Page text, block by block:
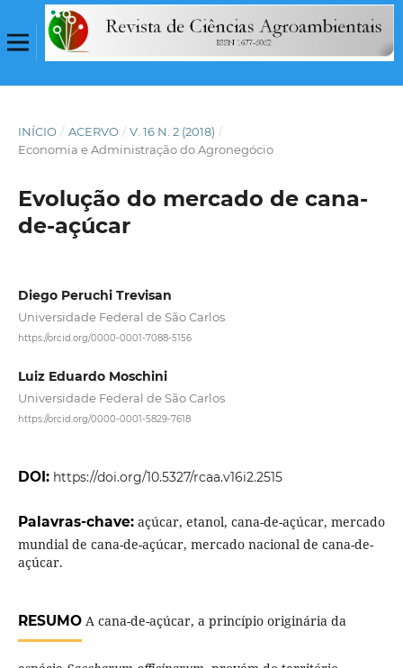
INÍCIO / ACERVO / V. 16 N. 2 (2018) /
Economia e Administração do Agronegócio
Evolução do mercado de cana-
de-açúcar
Diego Peruchi Trevisan
Universidade Federal de São Carlos
https://orcid.org/0000-0001-7088-5156
Luiz Eduardo Moschini
Universidade Federal de São Carlos
https://orcid.org/0000-0001-5829-7618
DOI: https://doi.org/10.5327/rcaa.v16i2.2515
Palavras-chave: açúcar, etanol, cana-de-açúcar, mercado
mundial de cana-de-açúcar, mercado nacional de cana-de-
açúcar.
RESUMOA cana-de-açúcar, a princípio originária da